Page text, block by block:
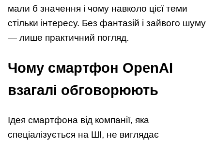
мали б значення і чому навколо цієї теми
стільки інтересу. Без фантазій і зайвого шуму
— лише практичний погляд.
Чому смартфон OpenAI
взагалі обговорюють
Ідея смартфона від компанії, яка
спеціалізується на ШІ, не виглядає